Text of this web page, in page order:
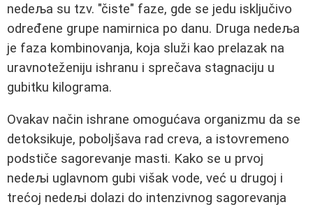
nedeљa su tzv. "čiste" faze, gde se jedu isključivo
određene grupe namirnica po danu. Druga nedeљa
je faza kombinovanja, koja služi kao prelazak na
uravnoteženiju ishranu i sprečava stagnaciju u
gubitku kilograma.
Ovakav način ishrane omogućava organizmu da se
detoksikuje, poboljšava rad creva, a istovremeno
podstiče sagorevanje masti. Kako se u prvoj
nedeљi uglavnom gubi višak vode, već u drugoj i
trećoj nedeљi dolazi do intenzivnog sagorevanja